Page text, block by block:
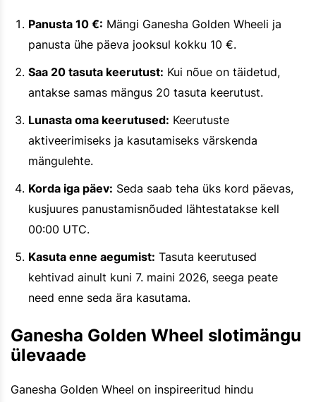
Panusta 10 €: Mängi Ganesha Golden Wheeli ja
panusta ühe päeva jooksul kokku 10 €.
Saa 20 tasuta keerutust: Kui nõue on täidetud,
antakse samas mängus 20 tasuta keerutust.
Lunasta oma keerutused: Keerutuste
aktiveerimiseks ja kasutamiseks värskenda
mängulehte.
Korda iga päev: Seda saab teha üks kord päevas,
kusjuures panustamisnõuded lähtestatakse kell
00:00 UTC.
Kasuta enne aegumist: Tasuta keerutused
kehtivad ainult kuni 7. maini 2026, seega peate
need enne seda ära kasutama.
Ganesha Golden Wheel slotimängu
ülevaade
Ganesha Golden Wheel on inspireeritud hindu